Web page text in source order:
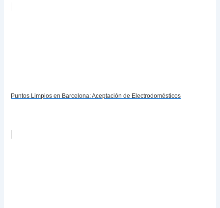
Puntos Limpios en Barcelona: Aceptación de Electrodomésticos